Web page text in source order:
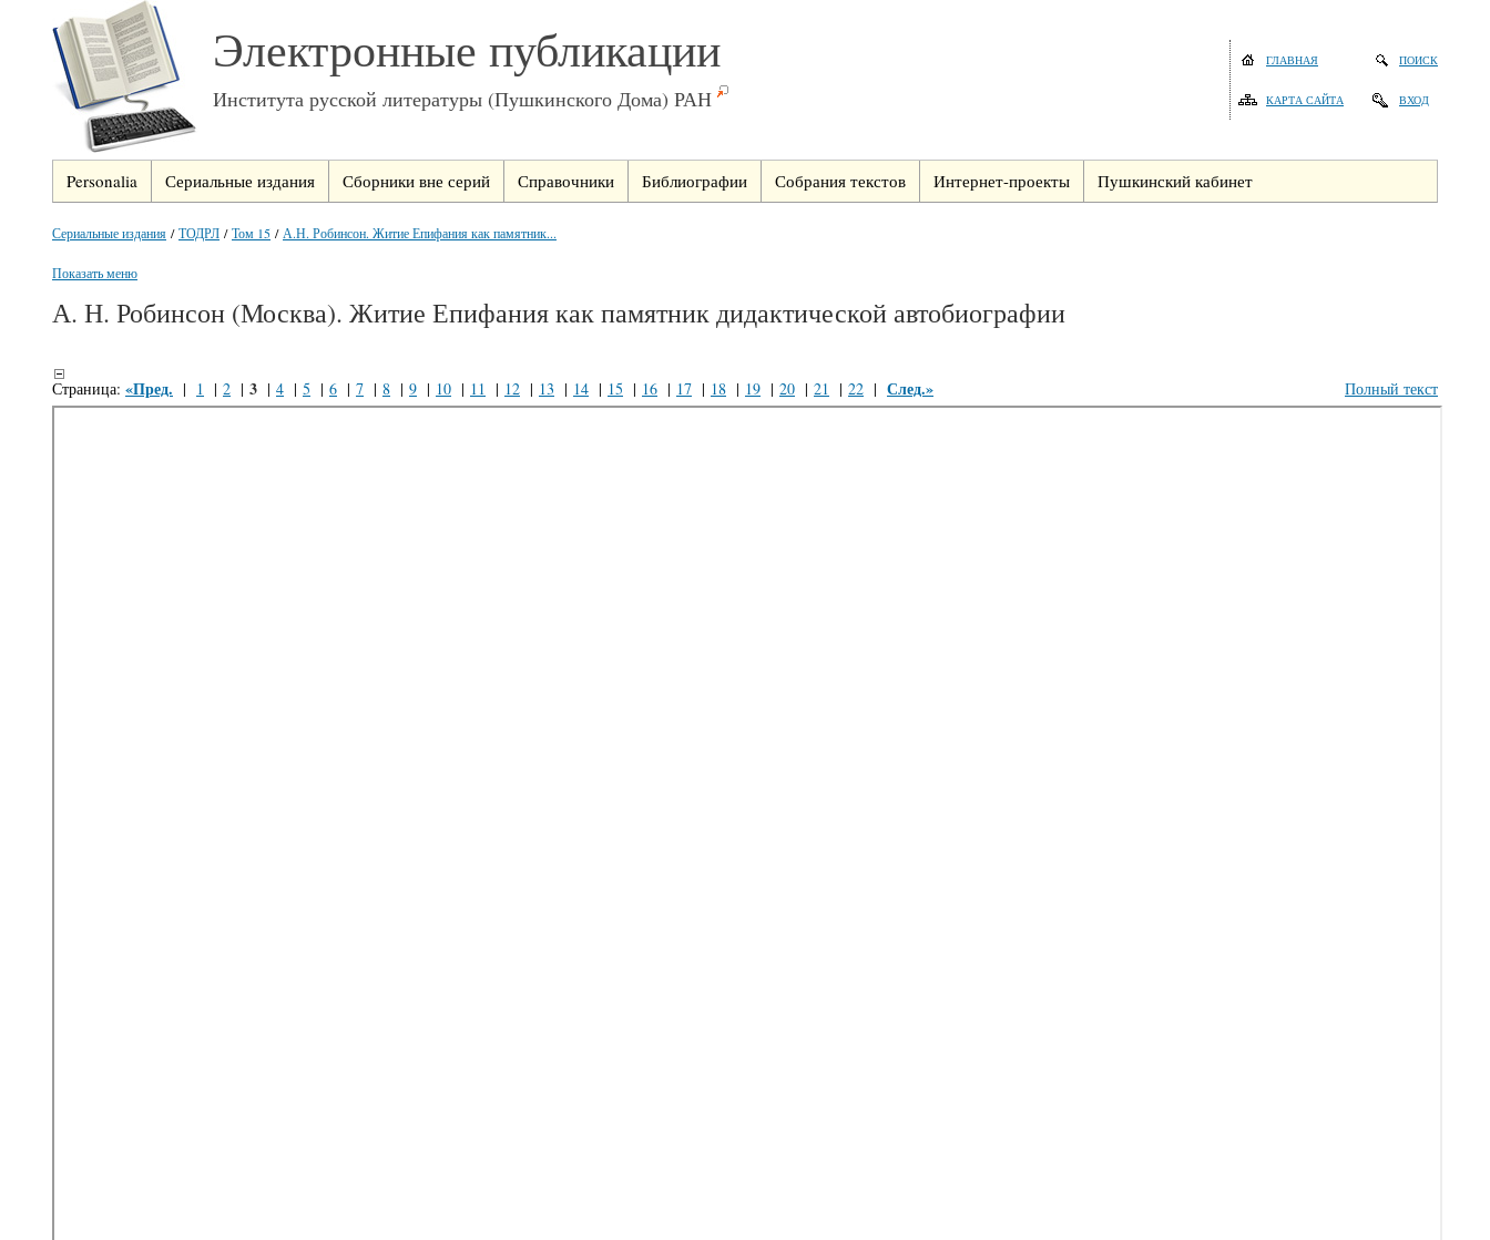
Электронные публикации
Института русской литературы (Пушкинского Дома) РАН
ГЛАВНАЯ
КАРТА САЙТА
ПОИСК
ВХОД
Personalia Сериальные издания Сборники вне серий Справочники Библиографии Собрания текстов Интернет-проекты Пушкинский кабинет
Сериальные издания /ТОДРЛ /Том 15 / А.Н. Робинсон. Житие Епифания как памятник...
Показать меню
А. Н. Робинсон (Москва). Житие Епифания как памятник дидактической автобиографии
Страница: «Пред. | 1 | 2 | 3 | 4 | 5 | 6 | 7 | 8 | 9 | 10 | 11 | 12 | 13 | 14 | 15 | 16 | 17 | 18 | 19 | 20 | 21 | 22 | След.» Полный текст